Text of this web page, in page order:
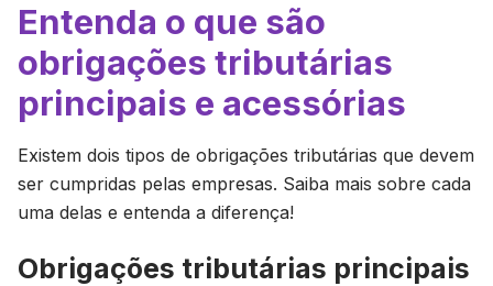
Entenda o que são
obrigações tributárias
principais e acessórias
Existem dois tipos de obrigações tributárias que devem
ser cumpridas pelas empresas. Saiba mais sobre cada
uma delas e entenda a diferença!
Obrigações tributárias principais